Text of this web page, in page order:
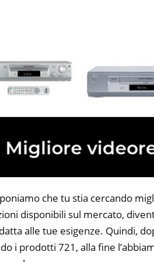
che tu stia cercando
disponibili sul mercato,
alle tue esigenze. Quindi,
i prodotti 721, alla fine